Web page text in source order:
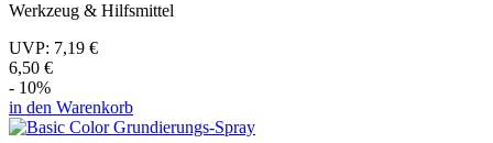
Werkzeug & Hilfsmittel
UVP: 7,19 €
6,50 €
- 10%
in den Warenkorb